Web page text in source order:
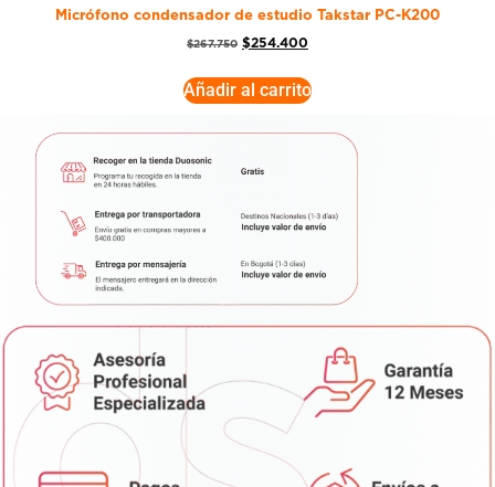
Micrófono condensador de estudio Takstar PC-K200
$267.750 $254.400
Añadir al carrito